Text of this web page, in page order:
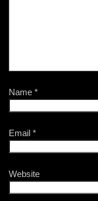
Name *
Email *
Website